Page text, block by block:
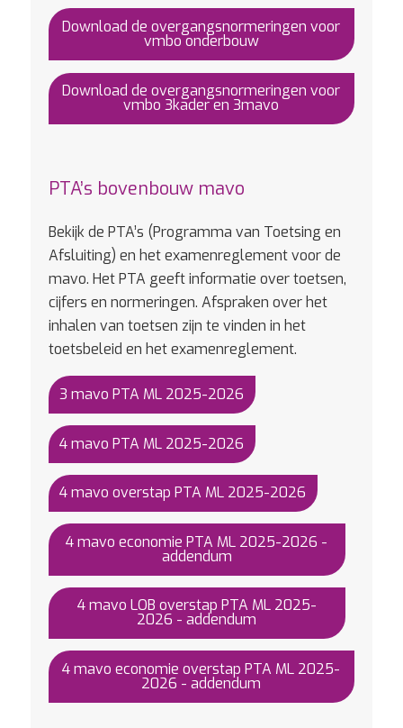
Download de overgangsnormeringen voor
vmbo onderbouw
Download de overgangsnormeringen voor
vmbo 3kader en 3mavo
PTA’s bovenbouw mavo
Bekijk de PTA’s (Programma van Toetsing en
Afsluiting) en het examenreglement voor de
mavo. Het PTA geeft informatie over toetsen,
cijfers en normeringen. Afspraken over het
inhalen van toetsen zijn te vinden in het
toetsbeleid en het examenreglement.
3 mavo PTA ML 2025-2026
4 mavo PTA ML 2025-2026
4 mavo overstap PTA ML 2025-2026
4 mavo economie PTA ML 2025-2026 -
addendum
4 mavo LOB overstap PTA ML 2025-
2026 - addendum
4 mavo economie overstap PTA ML 2025-
2026 - addendum